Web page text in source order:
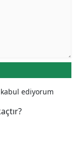
ediyorum